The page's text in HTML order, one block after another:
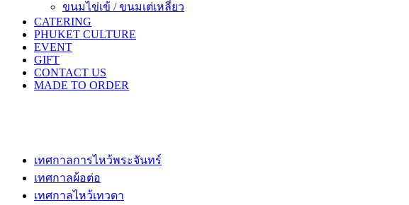
ขนมไข่เข้ / ขนมเต่เหลี่ยว
CATERING
PHUKET CULTURE
EVENT
GIFT
CONTACT US
MADE TO ORDER
เทศกาลการไหว้พระจันทร์
เทศกาลผ้อต่อ
เทศกาลไหว้เทวดา